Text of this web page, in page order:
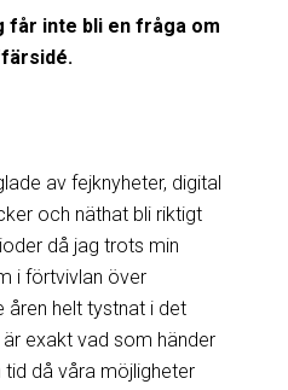
får inte bli en fråga om
av fejknyheter, digital
och näthat bli riktigt
då jag trots min
i förtvivlan över
åren helt tystnat i det
exakt vad som händer
då våra möjligheter